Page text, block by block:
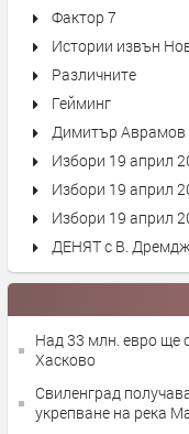
Фактор 7
Истории извън
Различните
Гейминг
Димитър Аврамов
Избори 19 април
Избори 19 април
Избори 19 април
ДЕНЯТ с В.
Над 33 млн. евро ще
Хасково
Свиленград
укрепване на река